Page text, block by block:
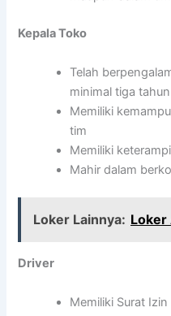
Kepala Toko
Telah
minimal tiga tahun
Memiliki
tim
Memiliki
Mahir dalam
Loker Lainnya: Loker
Driver
Memiliki Surat